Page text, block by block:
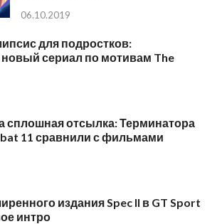
06.10.2019
для подростков:
сериал по мотивам The
сплошная отсылка: Терминатора
11 сравнили с фильмами
издания Spec II в GT Sport
интро